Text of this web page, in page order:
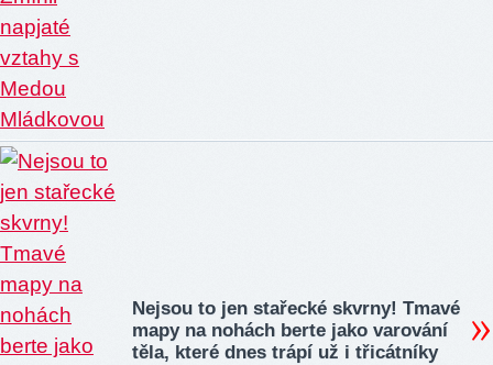
Nejsou to jen stařecké skvrny! Tmavé
mapy na nohách berte jako varování
těla, které dnes trápí už i třicátníky